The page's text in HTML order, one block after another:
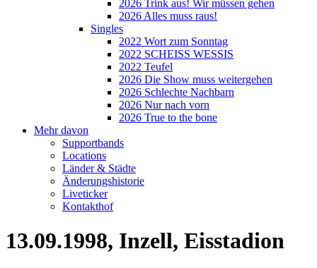
2026 Trink aus! Wir müssen gehen
2026 Alles muss raus!
Singles
2022 Wort zum Sonntag
2022 SCHEISS WESSIS
2022 Teufel
2026 Die Show muss weitergehen
2026 Schlechte Nachbarn
2026 Nur nach vorn
2026 True to the bone
Mehr davon
Supportbands
Locations
Länder & Städte
Änderungshistorie
Liveticker
Kontakthof
13.09.1998, Inzell, Eisstadion